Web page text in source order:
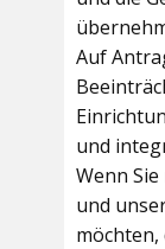
Auf
und
Wenn
und
möchten,